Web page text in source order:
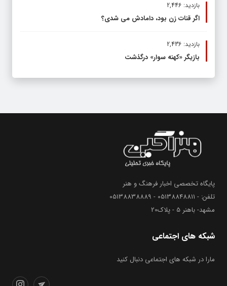
بازدید: 2,446
اگر قنات زن بود، دامادش می شدی؟
بازدید: 2,436
بازیگر «کهنه سوار» درگذشت
پایگاه تخصصی اخبار فرهنگ و هنر
تلفن: - 05138848811 - 05138838889
مشهد- باهنر 5 - پلاک20
شبکه های اجتماعی
مارا در شبکه های اجتماعی دنبال کنید